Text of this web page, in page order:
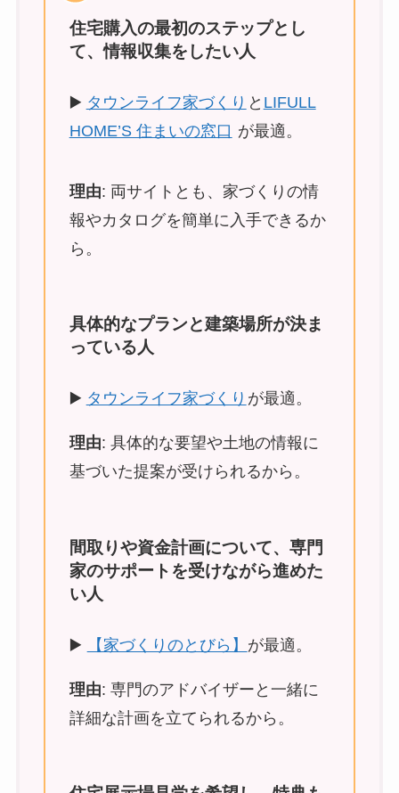
住宅購入の最初のステップとし
て、情報収集をしたい人
▶️ タウンライフ家づくり と LIFULL
HOME’S 住まいの窓口 が最適。
理由: 両サイトとも、家づくりの情
報やカタログを簡単に入手できるか
ら。
具体的なプランと建築場所が決ま
っている人
▶️ タウンライフ家づくり が最適。
理由: 具体的な要望や土地の情報に
基づいた提案が受けられるから。
間取りや資金計画について、専門
家のサポートを受けながら進めた
い人
▶️ 【家づくりのとびら】 が最適。
理由: 専門のアドバイザーと一緒に
詳細な計画を立てられるから。